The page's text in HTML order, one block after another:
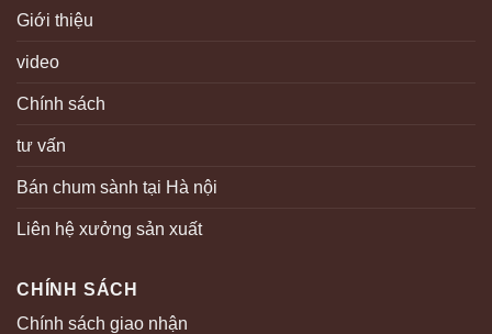
Giới thiệu
video
Chính sách
tư vấn
Bán chum sành tại Hà nội
Liên hệ xưởng sản xuất
CHÍNH SÁCH
Chính sách giao nhận